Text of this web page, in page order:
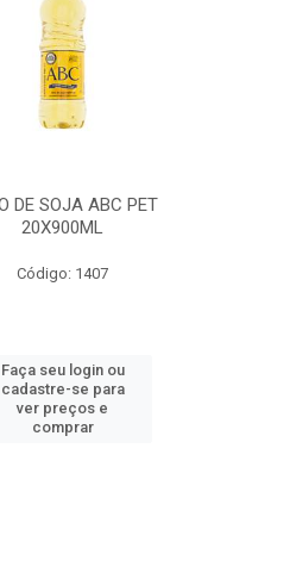
DE SOJA ABC PET
20X900ML
Código: 1407
Faça seu login ou
cadastre-se para
ver preços e
comprar